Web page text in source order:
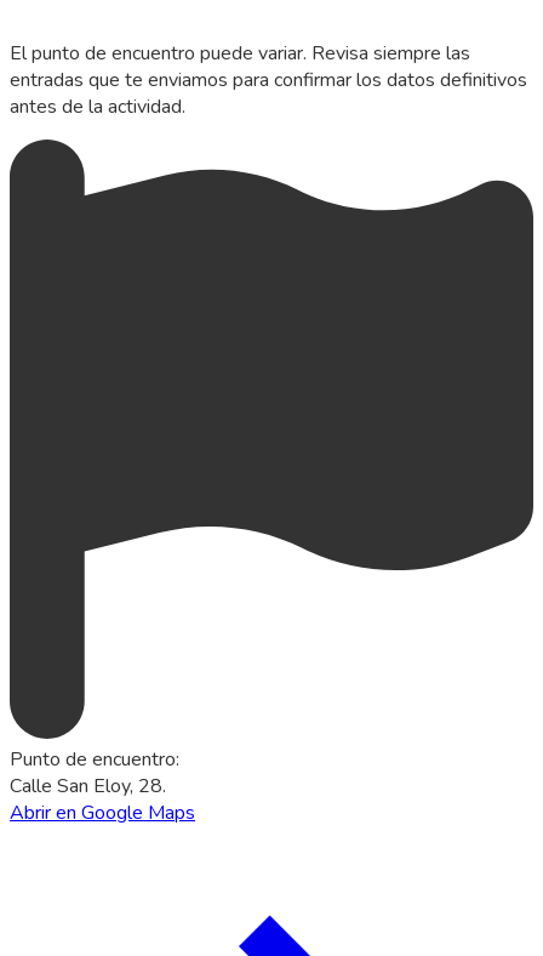
El punto de encuentro puede variar. Revisa siempre las
entradas que te enviamos para confirmar los datos definitivos
antes de la actividad.
Punto de encuentro:
Calle San Eloy, 28.
Abrir en Google Maps